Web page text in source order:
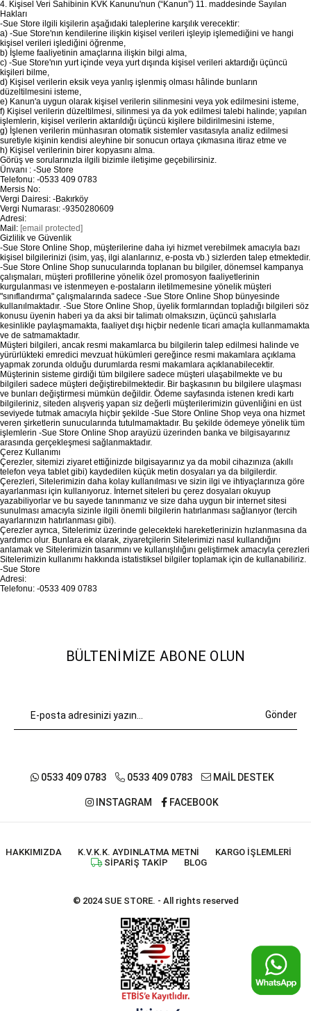
4. Kişisel Veri Sahibinin KVK Kanunu'nun (“Kanun”) 11. maddesinde Sayılan
Hakları
-Sue Store ilgili kişilerin aşağıdaki taleplerine karşılık verecektir:
a) -Sue Store'nın kendilerine ilişkin kişisel verileri işleyip işlemediğini ve hangi
kişisel verileri işlediğini öğrenme,
b) İşleme faaliyetinin amaçlarına ilişkin bilgi alma,
c) -Sue Store'nın yurt içinde veya yurt dışında kişisel verileri aktardığı üçüncü
kişileri bilme,
d) Kişisel verilerin eksik veya yanlış işlenmiş olması hâlinde bunların
düzeltilmesini isteme,
e) Kanun'a uygun olarak kişisel verilerin silinmesini veya yok edilmesini isteme,
f) Kişisel verilerin düzeltilmesi, silinmesi ya da yok edilmesi talebi halinde; yapılan
işlemlerin, kişisel verilerin aktarıldığı üçüncü kişilere bildirilmesini isteme,
g) İşlenen verilerin münhasıran otomatik sistemler vasıtasıyla analiz edilmesi
suretiyle kişinin kendisi aleyhine bir sonucun ortaya çıkmasına itiraz etme ve
h) Kişisel verilerinin birer kopyasını alma.
Görüş ve sorularınızla ilgili bizimle iletişime geçebilirsiniz.
Ünvanı : -Sue Store
Telefonu: -0533 409 0783
Mersis No:
Vergi Dairesi: -Bakırköy
Vergi Numarası: -9350280609
Adresi:
Mail: [email protected]
Gizlilik ve Güvenlik
-Sue Store Online Shop, müşterilerine daha iyi hizmet verebilmek amacıyla bazı
kişisel bilgilerinizi (isim, yaş, ilgi alanlarınız, e-posta vb.) sizlerden talep etmektedir.
-Sue Store Online Shop sunucularında toplanan bu bilgiler, dönemsel kampanya
çalışmaları, müşteri profillerine yönelik özel promosyon faaliyetlerinin
kurgulanması ve istenmeyen e-postaların iletilmemesine yönelik müşteri
"sınıflandırma" çalışmalarında sadece -Sue Store Online Shop bünyesinde
kullanılmaktadır. -Sue Store Online Shop, üyelik formlarından topladığı bilgileri söz
konusu üyenin haberi ya da aksi bir talimatı olmaksızın, üçüncü şahıslarla
kesinlikle paylaşmamakta, faaliyet dışı hiçbir nedenle ticari amaçla kullanmamakta
ve de satmamaktadır.
Müşteri bilgileri, ancak resmi makamlarca bu bilgilerin talep edilmesi halinde ve
yürürlükteki emredici mevzuat hükümleri gereğince resmi makamlara açıklama
yapmak zorunda olduğu durumlarda resmi makamlara açıklanabilecektir.
Müşterinin sisteme girdiği tüm bilgilere sadece müşteri ulaşabilmekte ve bu
bilgileri sadece müşteri değiştirebilmektedir. Bir başkasının bu bilgilere ulaşması
ve bunları değiştirmesi mümkün değildir. Ödeme sayfasında istenen kredi kartı
bilgileriniz, siteden alışveriş yapan siz değerli müşterilerimizin güvenliğini en üst
seviyede tutmak amacıyla hiçbir şekilde -Sue Store Online Shop veya ona hizmet
veren şirketlerin sunucularında tutulmamaktadır. Bu şekilde ödemeye yönelik tüm
işlemlerin -Sue Store Online Shop arayüzü üzerinden banka ve bilgisayarınız
arasında gerçekleşmesi sağlanmaktadır.
Çerez Kullanımı
Çerezler, sitemizi ziyaret ettiğinizde bilgisayarınız ya da mobil cihazınıza (akıllı
telefon veya tablet gibi) kaydedilen küçük metin dosyaları ya da bilgilerdir.
Çerezleri, Sitelerimizin daha kolay kullanılması ve sizin ilgi ve ihtiyaçlarınıza göre
ayarlanması için kullanıyoruz. İnternet siteleri bu çerez dosyaları okuyup
yazabiliyorlar ve bu sayede tanınmanız ve size daha uygun bir internet sitesi
sunulması amacıyla sizinle ilgili önemli bilgilerin hatırlanması sağlanıyor (tercih
ayarlarınızın hatırlanması gibi).
Çerezler ayrıca, Sitelerimiz üzerinde gelecekteki hareketlerinizin hızlanmasına da
yardımcı olur. Bunlara ek olarak, ziyaretçilerin Sitelerimizi nasıl kullandığını
anlamak ve Sitelerimizin tasarımını ve kullanışlılığını geliştirmek amacıyla çerezleri
Sitelerimizin kullanımı hakkında istatistiksel bilgiler toplamak için de kullanabiliriz.
-Sue Store
Adresi:
Telefonu: -0533 409 0783
BÜLTENIMIZE ABONE OLUN
Gönder
0533 409 0783 0533 409 0783 MAİL DESTEK
INSTAGRAM FACEBOOK
HAKKIMIZDA K.V.K.K. AYDINLATMA METNI
KARGO İŞLEMLERI
SIPARIŞ TAKIP
BLOG
© 2024 SUE STORE. - All rights reserved